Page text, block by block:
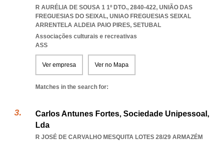
R AURÉLIA DE SOUSA 1 1º DTO., 2840-422, UNIÃO DAS
FREGUESIAS DO SEIXAL, UNIAO FREGUESIAS SEIXAL
ARRENTELA ALDEIA PAIO PIRES, SETUBAL
Associações culturais e recreativas
ASS
Ver empresa Ver no Mapa
Matches in the search for:
Carlos Antunes Fortes, Sociedade Unipessoal,
Lda
R JOSÉ DE CARVALHO MESQUITA LOTES 28/29 ARMAZÉM